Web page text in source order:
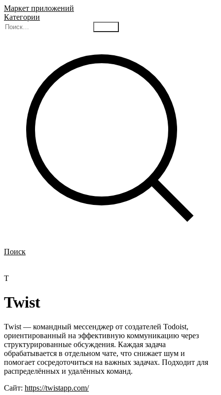
Маркет приложений
Категории
Поиск
T
Twist
Twist — командный мессенджер от создателей Todoist,
ориентированный на эффективную коммуникацию через
структурированные обсуждения. Каждая задача
обрабатывается в отдельном чате, что снижает шум и
помогает сосредоточиться на важных задачах. Подходит для
распределённых и удалённых команд.
Сайт: https://twistapp.com/